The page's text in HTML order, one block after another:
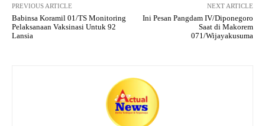
PREVIOUS ARTICLE
Babinsa Koramil 01/TS Monitoring
Pelaksanaan Vaksinasi Untuk 92
Lansia
NEXT ARTICLE
Ini Pesan Pangdam IV/Diponegoro
Saat di Makorem
071/Wijayakusuma